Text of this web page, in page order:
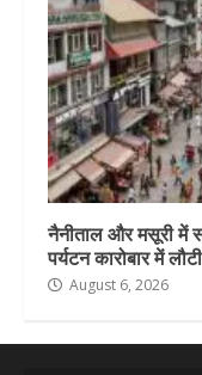
नैनीताल और मसूरी में
पर्यटन कारोबार में
August 6, 2026